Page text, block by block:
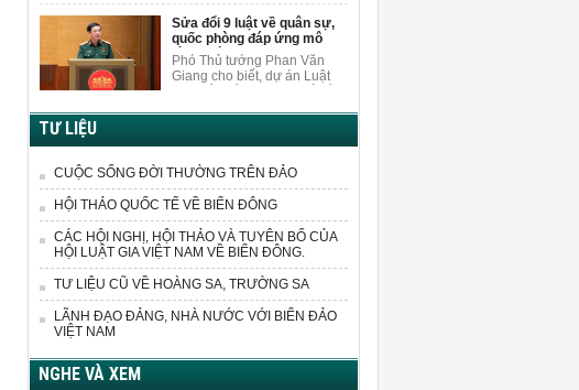
một số điều của Luật Trách
nhiệm bồi thường của Nhà
nước.
Sửa đổi 9 luật về quân sự,
quốc phòng đáp ứng mô
hình chính quyền 2 cấp
Phó Thủ tướng Phan Văn
Giang cho biết, dự án Luật
đề cấp bách phát sinh trong
TƯ LIỆU
CUỘC SỐNG ĐỜI THƯỜNG TRÊN ĐẢO
HỘI THẢO QUỐC TẾ VỀ BIỂN ĐÔNG
CÁC HỘI NGHỊ, HỘI THẢO VÀ TUYÊN BỐ CỦA
HỘI LUẬT GIA VIỆT NAM VỀ BIỂN ĐÔNG.
TƯ LIỆU CŨ VỀ HOÀNG SA, TRƯỜNG SA
LÃNH ĐẠO ĐẢNG, NHÀ NƯỚC VỚI BIỂN ĐẢO
VIỆT NAM
NGHE VÀ XEM